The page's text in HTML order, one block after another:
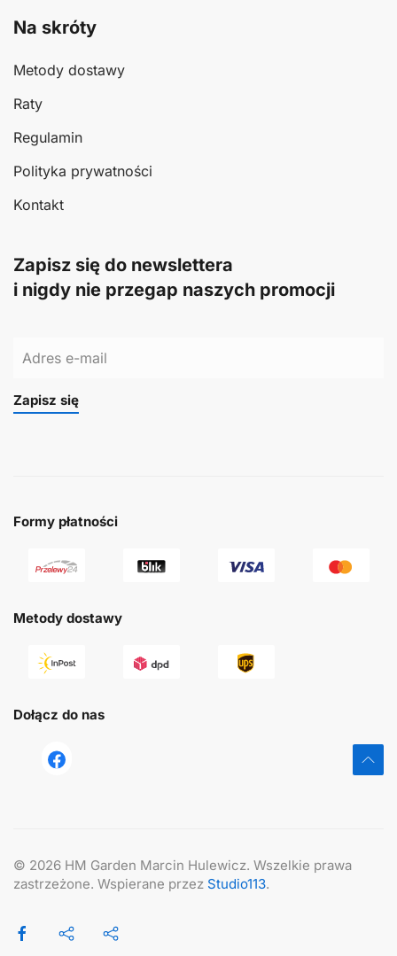
Na skróty
Metody dostawy
Raty
Regulamin
Polityka prywatności
Kontakt
Zapisz się do newslettera
i nigdy nie przegap naszych promocji
Zapisz się
Formy płatności
Metody dostawy
Dołącz do nas
© 2026 HM Garden Marcin Hulewicz. Wszelkie prawa
zastrzeżone. Wspierane przez Studio113.